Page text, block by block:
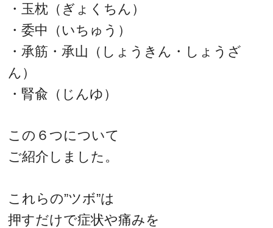
・玉枕（ぎょくちん）
・委中（いちゅう）
・承筋・承山（しょうきん・しょうざ
ん）
・腎兪（じんゆ）
この６つについて
ご紹介しました。
これらの”ツボ”は
押すだけで症状や痛みを